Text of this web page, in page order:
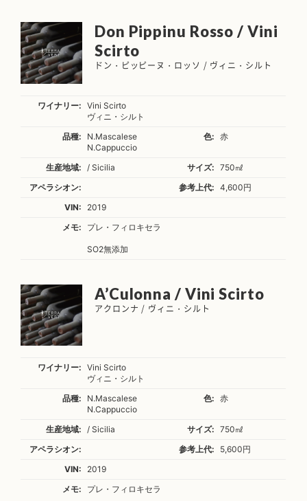
Don Pippinu Rosso / Vini
Scirto
ドン・ピッピーヌ・ロッソ / ヴィニ・シルト
ワイナリー:
Vini Scirto
ヴィニ・シルト
品種:
N.Mascalese
N.Cappuccio
色: 赤
生産地域: / Sicilia サイズ:
750㎖
アペラシオン:
参考上代:
4,600円
VIN:
2019
メモ:
プレ・フィロキセラ
SO2無添加
A’Culonna / Vini Scirto
アクロンナ / ヴィニ・シルト
ワイナリー:
Vini Scirto
ヴィニ・シルト
品種:
N.Mascalese
N.Cappuccio
色: 赤
生産地域: / Sicilia サイズ:
750㎖
アペラシオン:
参考上代:
5,600円
VIN:
2019
メモ:
プレ・フィロキセラ